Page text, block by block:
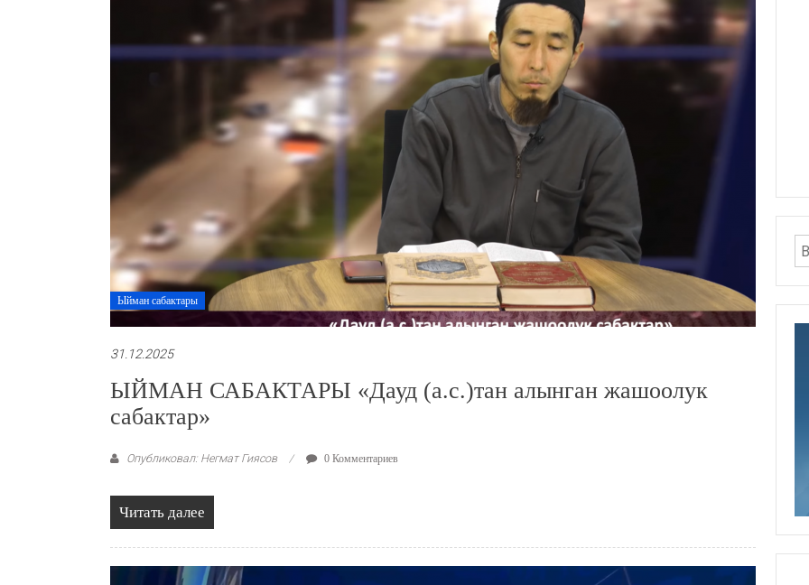
Ыйман сабактары
31.12.2025
ЫЙМАН САБАКТАРЫ «Дауд (а.с.)тан алынган жашоолук
сабактар»
Опубликовал: Негмат Гиясов 0 Комментариев
Читать далее